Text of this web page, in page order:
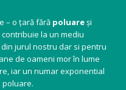
– o țară fără poluareși
contribuie la un mediu
jurul nostru dar si pentru
de oameni mor în lume
iar un numar exponential
poluare.